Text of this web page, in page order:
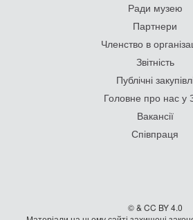
Ради музею
Партнери
Членство в
Звітність
Публічні
Головне про нас у
Вакансії
Співпраця
© & CC BY 4.0